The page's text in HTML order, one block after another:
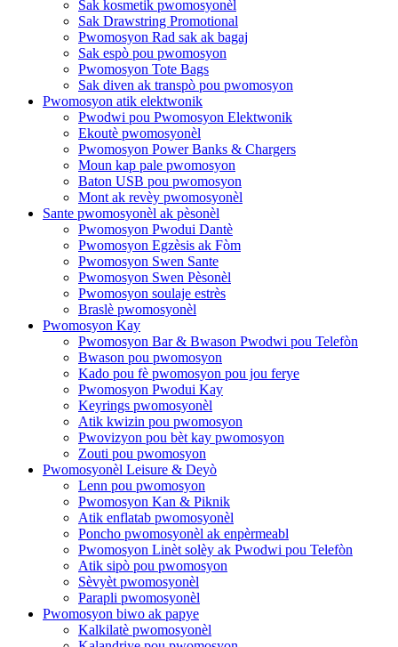
Sak kosmetik pwomosyonèl
Sak Drawstring Promotional
Pwomosyon Rad sak ak bagaj
Sak espò pou pwomosyon
Pwomosyon Tote Bags
Sak diven ak transpò pou pwomosyon
Pwomosyon atik elektwonik
Pwodwi pou Pwomosyon Elektwonik
Ekoutè pwomosyonèl
Pwomosyon Power Banks & Chargers
Moun kap pale pwomosyon
Baton USB pou pwomosyon
Mont ak revèy pwomosyonèl
Sante pwomosyonèl ak pèsonèl
Pwomosyon Pwodui Dantè
Pwomosyon Egzèsis ak Fòm
Pwomosyon Swen Sante
Pwomosyon Swen Pèsonèl
Pwomosyon soulaje estrès
Braslè pwomosyonèl
Pwomosyon Kay
Pwomosyon Bar & Bwason Pwodwi pou Telefòn
Bwason pou pwomosyon
Kado pou fè pwomosyon pou jou ferye
Pwomosyon Pwodui Kay
Keyrings pwomosyonèl
Atik kwizin pou pwomosyon
Pwovizyon pou bèt kay pwomosyon
Zouti pou pwomosyon
Pwomosyonèl Leisure & Deyò
Lenn pou pwomosyon
Pwomosyon Kan & Piknik
Atik enflatab pwomosyonèl
Poncho pwomosyonèl ak enpèrmeabl
Pwomosyon Linèt solèy ak Pwodwi pou Telefòn
Atik sipò pou pwomosyon
Sèvyèt pwomosyonèl
Parapli pwomosyonèl
Pwomosyon biwo ak papye
Kalkilatè pwomosyonèl